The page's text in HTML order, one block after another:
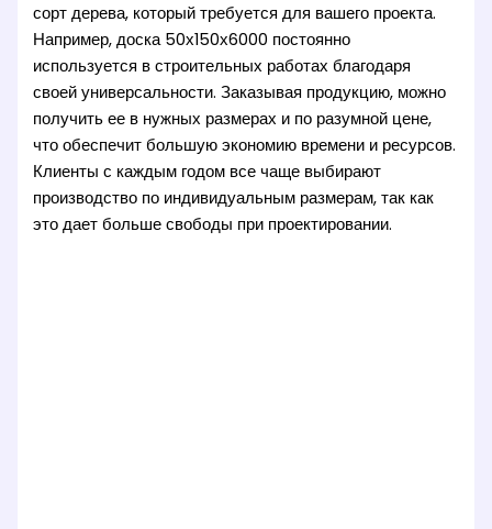
сорт дерева, который требуется для вашего проекта.
Например, доска 50х150х6000 постоянно
используется в строительных работах благодаря
своей универсальности. Заказывая продукцию, можно
получить ее в нужных размерах и по разумной цене,
что обеспечит большую экономию времени и ресурсов.
Клиенты с каждым годом все чаще выбирают
производство по индивидуальным размерам, так как
это дает больше свободы при проектировании.